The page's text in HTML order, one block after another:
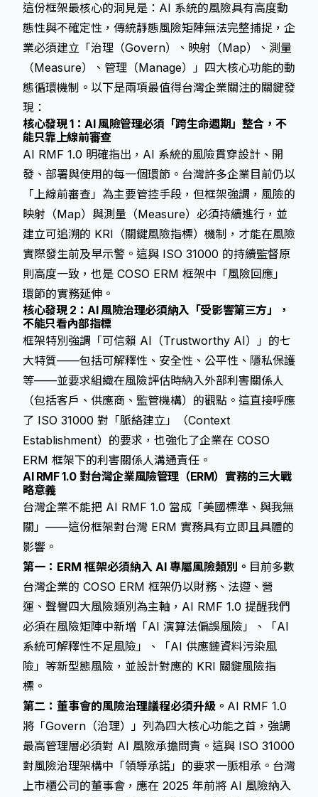
這份框架最核心的洞見是：AI 系統的風險具有高度動
態性與不確定性，傳統靜態風險矩陣無法完整捕捉，企
業必須建立「治理（Govern）、映射（Map）、測量
（Measure）、管理（Manage）」四大核心功能的動
態循環機制。以下是兩項最值得台灣企業關注的關鍵發
現：
核心發現 1：AI 風險管理必須「跨生命週期」整合，不
能只靠上線前審查
AI RMF 1.0 明確指出，AI 系統的風險貫穿設計、開
發、部署與使用的每一個環節。台灣許多企業目前仍以
「上線前審查」為主要管控手段，但框架強調，風險的
映射（Map）與測量（Measure）必須持續進行，並
建立可追溯的 KRI（關鍵風險指標）機制，才能在風險
實際發生前及早示警。這與 ISO 31000 的持續監督原
則高度一致，也是 COSO ERM 框架中「風險回應」
環節的實務延伸。
核心發現 2：AI 風險治理必須納入「受影響第三方」，
不能只看內部指標
框架特別強調「可信賴 AI（Trustworthy AI）」的七
大特質——包括可解釋性、安全性、公平性、隱私保護
等——並要求組織在風險評估時納入外部利害關係人
（包括客戶、供應商、監管機構）的觀點。這直接呼應
了 ISO 31000 對「脈絡建立」（Context
Establishment）的要求，也強化了企業在 COSO
ERM 框架下的利害關係人溝通責任。
AI RMF 1.0 對台灣企業風險管理（ERM）實務的三大戰
略意義
台灣企業不能把 AI RMF 1.0 當成「美國標準、與我無
關」——這份框架對台灣 ERM 實務具有立即且具體的
影響。
第一：ERM 框架必須納入 AI 專屬風險類別。 目前多數
台灣企業的 COSO ERM 框架仍以財務、法遵、營
運、聲譽四大風險類別為主軸，AI RMF 1.0 提醒我們
必須在風險矩陣中新增「AI 演算法偏誤風險」、「AI
系統可解釋性不足風險」、「AI 供應鏈資料污染風
險」等新型態風險，並設計對應的 KRI 關鍵風險指
標。
第二：董事會的風險治理議程必須升級。 AI RMF 1.0
將「Govern（治理）」列為四大核心功能之首，強調
最高管理層必須對 AI 風險承擔問責。這與 ISO 31000
對風險治理架構中「領導承諾」的要求一脈相承。台灣
上市櫃公司的董事會，應在 2025 年前將 AI 風險納入